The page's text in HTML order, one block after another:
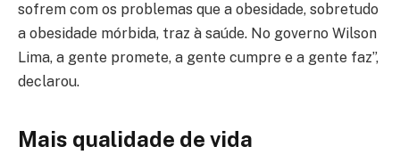
sofrem com os problemas que a obesidade, sobretudo
a obesidade mórbida, traz à saúde. No governo Wilson
Lima, a gente promete, a gente cumpre e a gente faz”,
declarou.
Mais qualidade de vida